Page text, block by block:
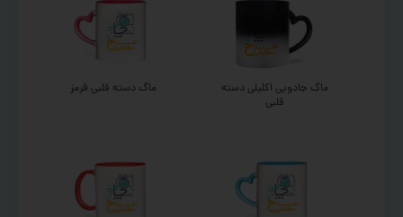
ماگ جادویی اکلیلی دسته
قلبی
ماگ دسته قلبی قرمز